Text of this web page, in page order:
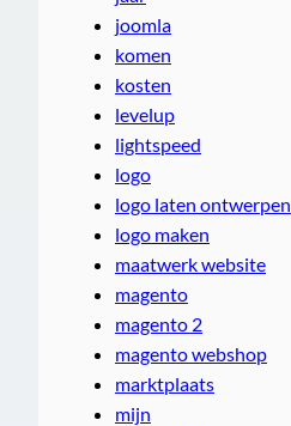
joomla
komen
kosten
levelup
lightspeed
logo
logo laten ontwerpen
logo maken
maatwerk website
magento
magento 2
magento webshop
marktplaats
mijn